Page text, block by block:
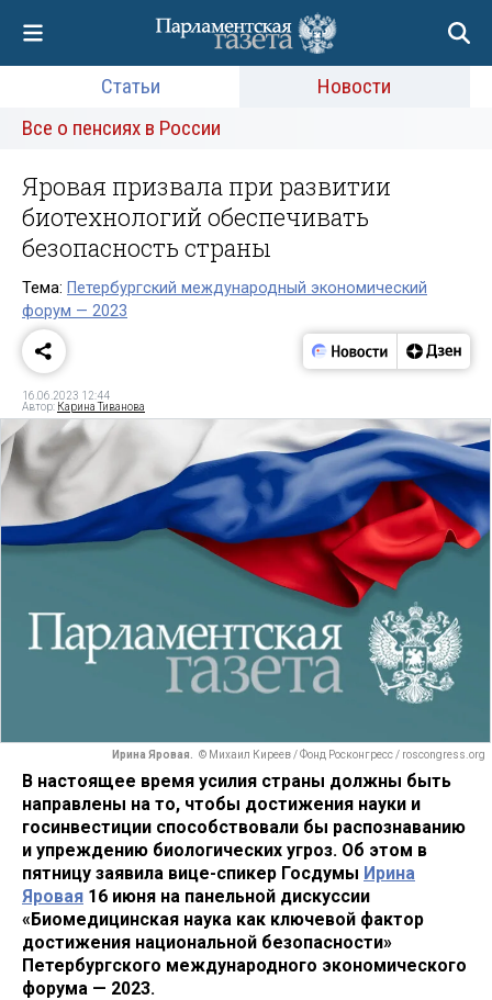
Статьи
Новости
Все о пенсиях в России
Яровая призвала при развитии
биотехнологий обеспечивать
безопасность страны
Тема: Петербургский международный экономический
форум — 2023
16.06.2023 12:44
Автор: Карина Тиванова
Ирина Яровая. © Михаил Киреев / Фонд Росконгресс / roscongress.org
В настоящее время усилия страны должны быть
направлены на то, чтобы достижения науки и
госинвестиции способствовали бы распознаванию
и упреждению биологических угроз. Об этом в
пятницу заявила вице-спикер Госдумы Ирина
Яровая 16 июня на панельной дискуссии
«Биомедицинская наука как ключевой фактор
достижения национальной безопасности»
Петербургского международного экономического
форума — 2023.